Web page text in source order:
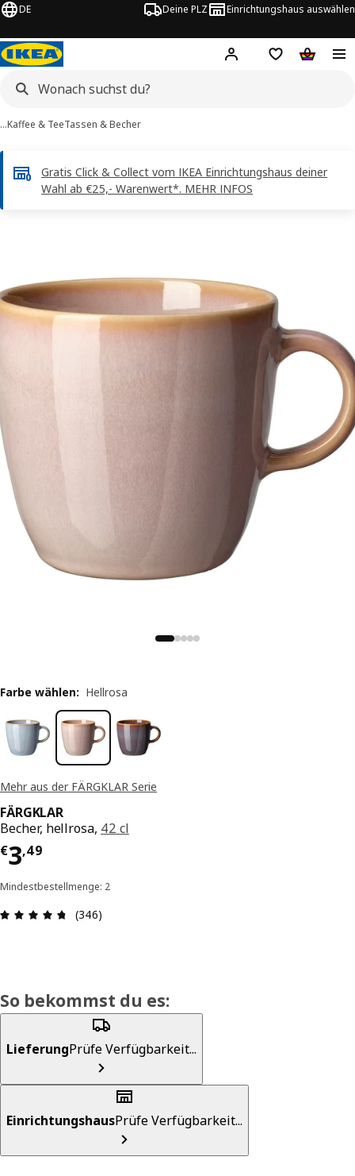
DE Deine PLZ Einrichtungshaus auswählen
Hej! Jetzt anmelden.
Einkaufsliste
…Kaffee & TeeTassen & Becher
Gratis Click & Collect vom IKEA Einrichtungshaus deiner
Wahl ab €25,- Warenwert*. MEHR INFOS
Mehr aus der FÄRGKLAR Serie
FÄRGKLAR
Becher, hellrosa, 42 cl
€3,49
Preis € 3,49
Mindestbestellmenge: 2
Produktbewertung: 4.7 von 5 Sterne Alle
(346)
Farbe wählen: Hellrosa
So bekommst du es:
LieferungPrüfe Verfügbarkeit...
EinrichtungshausPrüfe Verfügbarkeit...